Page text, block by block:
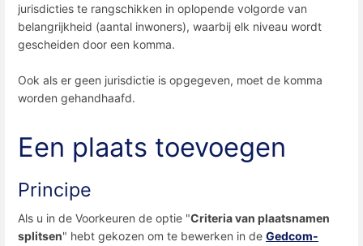
jurisdicties te rangschikken in oplopende volgorde van
belangrijkheid (aantal inwoners), waarbij elk niveau wordt
gescheiden door een komma.
Ook als er geen jurisdictie is opgegeven, moet de komma
worden gehandhaafd.
Een plaats toevoegen
Principe
Als u in de Voorkeuren de optie "Criteria van plaatsnamen
splitsen" hebt gekozen om te bewerken in de Gedcom-